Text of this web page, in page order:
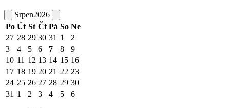
Srpen2026
Po Út St Čt Pá So Ne
27 28 29 30 31 1
2
3
4 5 6 7 8
9
10 11 12 13 14 15 16
17 18 19 20 21 22 23
24 25 26 27 28 29 30
31 1 2 3 4 5 6